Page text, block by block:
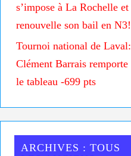
s’impose à La Rochelle et
renouvelle son bail en N3!
Tournoi national de Laval:
Clément Barrais remporte
le tableau -699 pts
ARCHIVES : TOUS